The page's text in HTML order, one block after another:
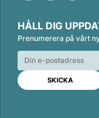
n
k
e
d
n
c
e
b
o
o
k
a
i
l
HÅLL DIG
Prenumerera på vårt